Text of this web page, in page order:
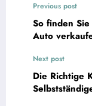
Previous post
So finden
Auto
Next post
Die Richtige